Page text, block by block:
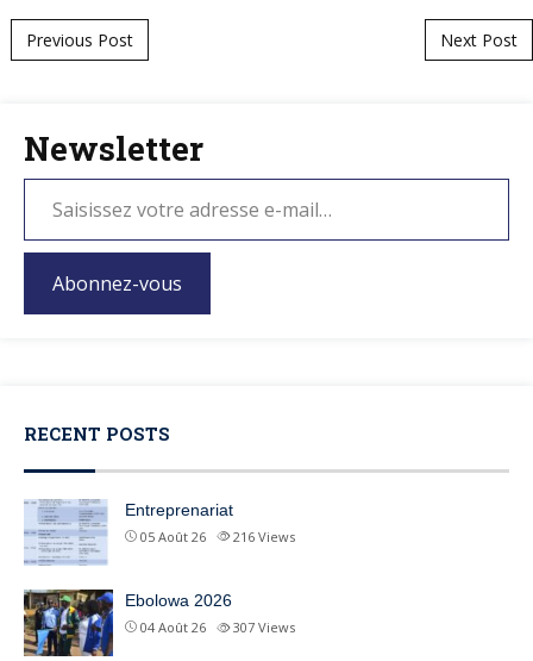
Post navigation
Previous Post Next Post
Newsletter
Abonnez-vous
RECENT POSTS
Entreprenariat
05 Août 26 216 Views
Ebolowa 2026
04 Août 26 307 Views